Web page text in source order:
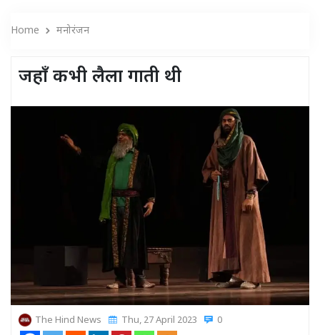
Home मनोरंजन
जहाँ कभी लैला गाती थी
The Hind News Thu, 27 April 2023 0